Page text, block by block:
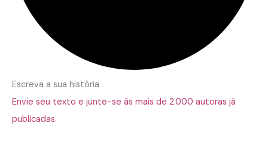
Escreva a sua história
Envie seu texto e junte-se às mais de 2.000 autoras já
publicadas.